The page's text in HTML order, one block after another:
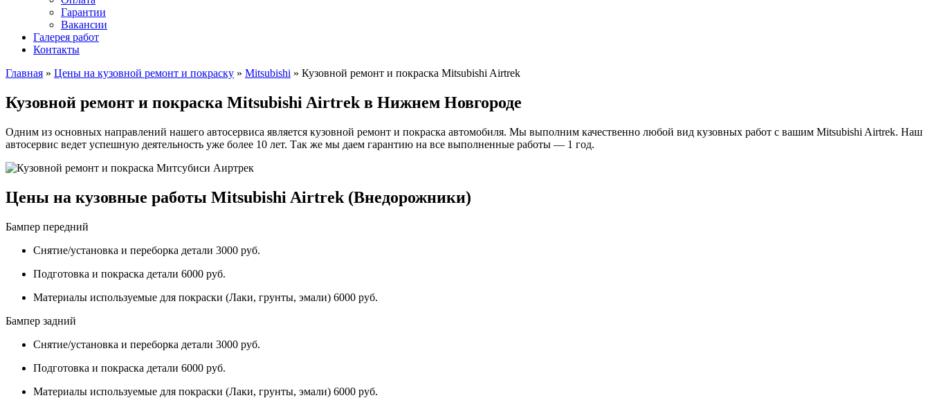
Гарантии
Вакансии
Галерея работ
Контакты
Главная » Цены на кузовной ремонт и покраску » Mitsubishi » Кузовной ремонт и покраска Mitsubishi Airtrek
Кузовной ремонт и покраска Mitsubishi Airtrek в Нижнем Новгороде
Одним из основных направлений нашего автосервиса является кузовной ремонт и покраска автомобиля. Мы выполним качественно любой вид кузовных работ с вашим Mitsubishi Airtrek. Наш
автосервис ведет успешную деятельность уже более 10 лет. Так же мы даем гарантию на все выполненные работы — 1 год.
Цены на кузовные работы Mitsubishi Airtrek (Внедорожники)
Бампер передний
Снятие/установка и переборка детали 3000 руб.
Подготовка и покраска детали 6000 руб.
Материалы используемые для покраски (Лаки, грунты, эмали) 6000 руб.
Бампер задний
Снятие/установка и переборка детали 3000 руб.
Подготовка и покраска детали 6000 руб.
Материалы используемые для покраски (Лаки, грунты, эмали) 6000 руб.